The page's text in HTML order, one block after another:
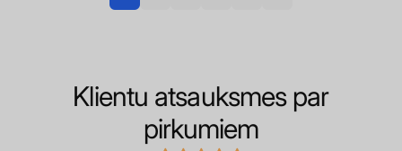
Klientu atsauksmes par
pirkumiem